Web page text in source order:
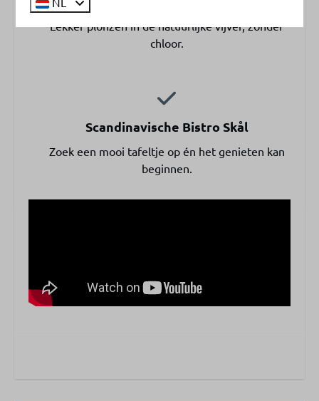
Lekker plonzen in de natuurlijke vijver, zonder
chloor.
Scandinavische Bistro Skål
Zoek een mooi tafeltje op én het genieten kan
beginnen.